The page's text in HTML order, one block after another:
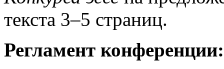
текста 3–5 страниц.
Регламент конференции: